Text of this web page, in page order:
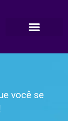
você se